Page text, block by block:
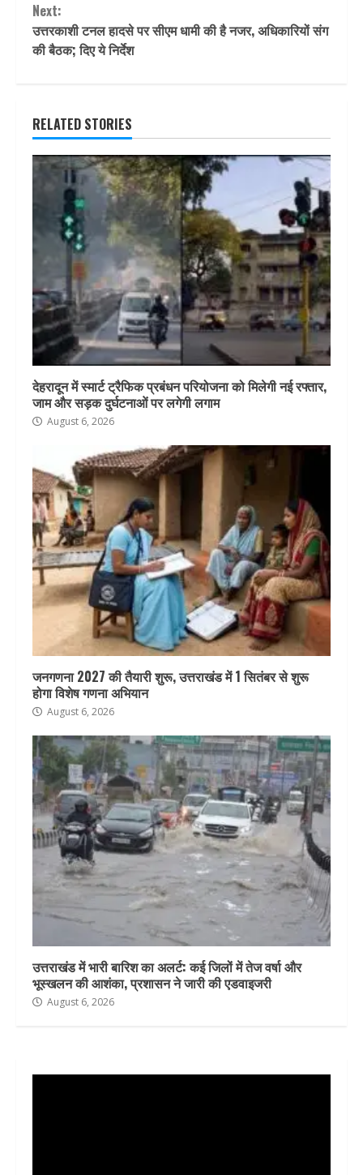
Next:
उत्तरकाशी टनल हादसे पर सीएम धामी की है नजर, अधिकारियों संग
की बैठक; दिए ये निर्देश
RELATED STORIES
देहरादून में स्मार्ट ट्रैफिक प्रबंधन परियोजना को मिलेगी नई रफ्तार,
जाम और सड़क दुर्घटनाओं पर लगेगी लगाम
August 6, 2026
जनगणना 2027 की तैयारी शुरू, उत्तराखंड में 1 सितंबर से शुरू
होगा विशेष गणना अभियान
August 6, 2026
उत्तराखंड में भारी बारिश का अलर्ट: कई जिलों में तेज वर्षा और
भूस्खलन की आशंका, प्रशासन ने जारी की एडवाइजरी
August 6, 2026